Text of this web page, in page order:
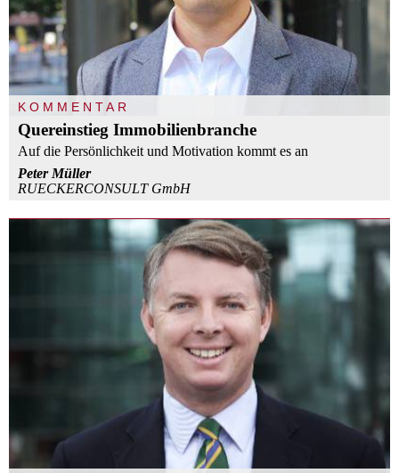
KOMMENTAR
Quereinstieg Immobilienbranche
Auf die Persönlichkeit und Motivation kommt es an
Peter Müller
RUECKERCONSULT GmbH